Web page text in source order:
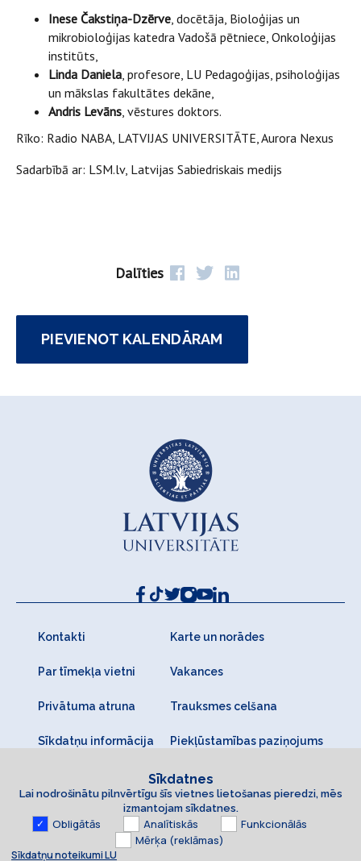
Inese Čakstiņa-Dzērve , docētāja, Bioloģijas un
mikrobioloģijas katedra Vadošā pētniece, Onkoloģijas
institūts,
Linda Daniela , profesore, LU Pedagoģijas, psiholoģijas
un mākslas fakultātes dekāne,
Andris Levāns , vēstures doktors.
Rīko: Radio NABA, LATVIJAS UNIVERSITĀTE, Aurora Nexus
Sadarbībā ar: LSM.lv, Latvijas Sabiedriskais medijs
Dalīties
PIEVIENOT KALENDĀRAM
Kontakti Karte un norādes
Par tīmekļa vietni Vakances
Privātuma atruna Trauksmes celšana
Sīkdatņu informācija Piekļūstamības paziņojums
Sīkdatnes
Lai nodrošinātu pilnvērtīgu šīs vietnes lietošanas pieredzi, mēs
izmantojam sīkdatnes.
Obligātās Analītiskās
Funkcionālās
Mērķa (reklāmas)
Sīkdatņu noteikumi LU